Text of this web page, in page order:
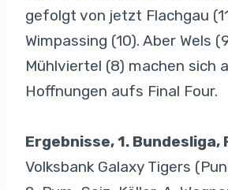
gefolgt von jetzt Flachgau
Wimpassing (10). Aber Wels
Mühlviertel (8) machen sich
Hoffnungen aufs Final Four.
Ergebnisse, 1. Bundesliga,
Volksbank Galaxy Tigers